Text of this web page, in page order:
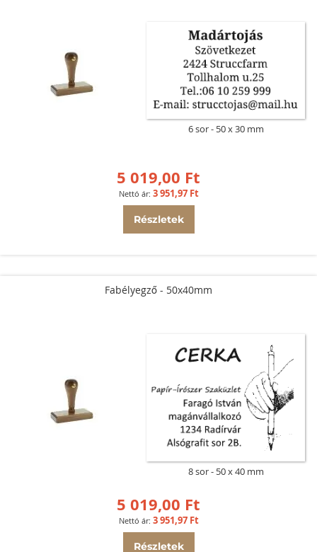
6 sor 50 x 30 mm
5 019,00 Ft
3 951,97 Ft
Részletek
Fabélyegző - 50x40mm
8 sor 50 x 40 mm
5 019,00 Ft
3 951,97 Ft
Részletek